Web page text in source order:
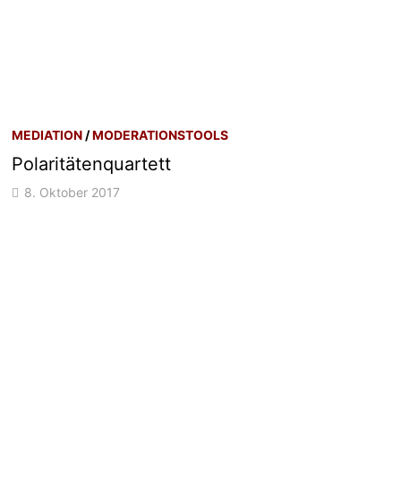
MEDIATION /MODERATIONSTOOLS
Polaritätenquartett
8. Oktober 2017